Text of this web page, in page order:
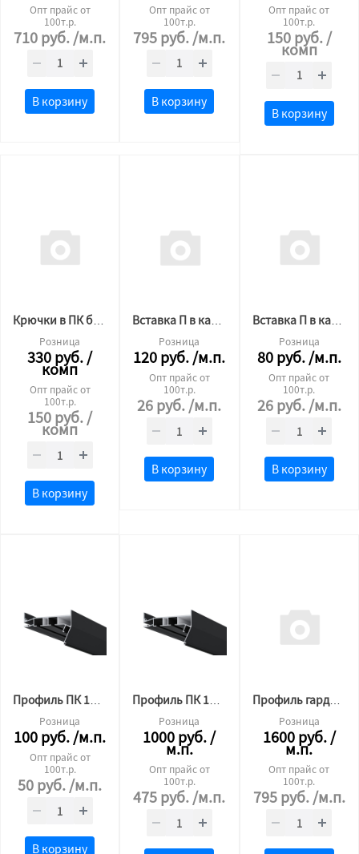
Опт прайс от
100т.р.
710руб./м.п.
В корзину
Опт прайс от
100т.р.
795руб./м.п.
В корзину
Опт прайс от
100т.р.
150руб./
комп
В корзину
Розница
330руб./
комп
Опт прайс от
100т.р.
150руб./
комп
В корзину
Розница
120руб./м.п.
Опт прайс от
100т.р.
26руб./м.п.
В корзину
Вставка П в карниз БЕЛАЯ
Розница
80руб./м.п.
Опт прайс от
100т.р.
26руб./м.п.
В корзину
Розница
100руб./м.п.
Опт прайс от
100т.р.
50руб./м.п.
В корзину
Розница
1000руб./
м.п.
Опт прайс от
100т.р.
475руб./м.п.
Профиль гардина П-образный05 2х рядная 3,2 м.п. ЧЁРНЫЙ
Розница
1600руб./
м.п.
Опт прайс от
100т.р.
795руб./м.п.